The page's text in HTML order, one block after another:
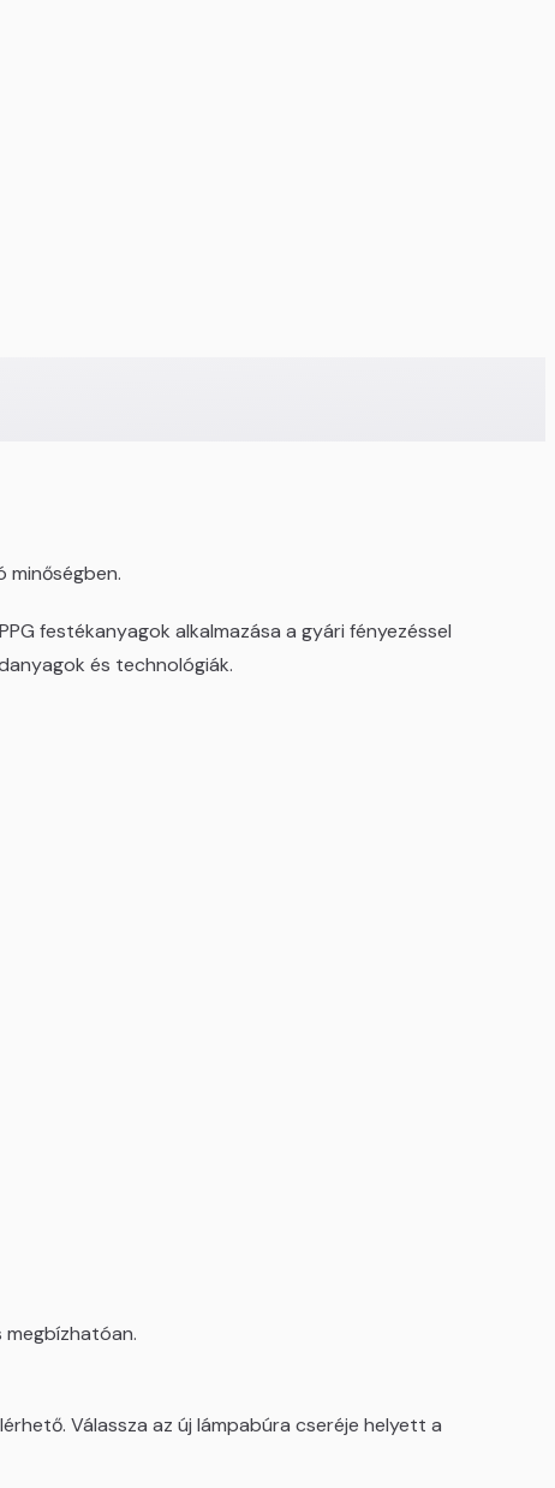
minőségben.
festékanyagok alkalmazása a gyári fényezéssel
és technológiák.
megbízhatóan.
Válassza az új lámpabúra cseréje helyett a